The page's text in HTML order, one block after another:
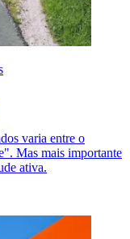
varia entre o
Mas mais importante
ativa.